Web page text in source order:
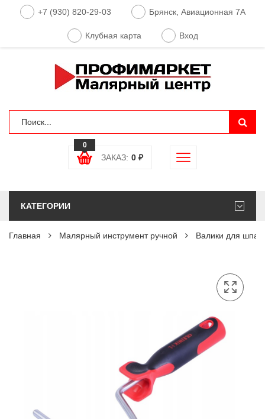
+7 (930) 820-29-03 Брянск, Авиационная 7А
Клубная карта Вход
0
ЗАКАЗ: 0 ₽
КАТЕГОРИИ
Главная Малярный инструмент ручной Валики для